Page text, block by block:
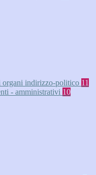
organi indirizzo-politico 11
- amministrativi 10